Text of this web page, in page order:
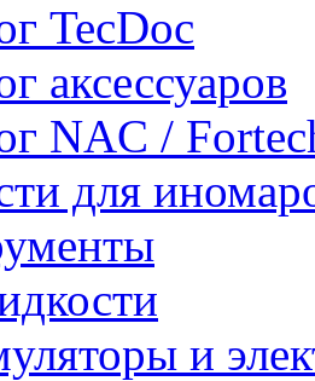
TecDoc
аксессуаров
NAC /
для
и